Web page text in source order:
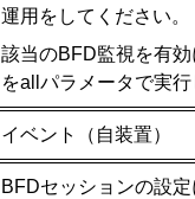
運用をしてください。
該当のBFD監視を有
をallパラメータで実行
イベント（自装置）
BFDセッションの設定